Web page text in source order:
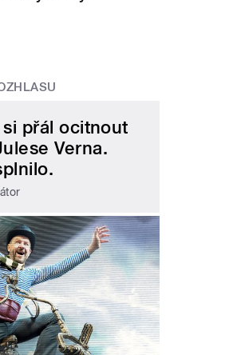
přál ocitnout
Verna.